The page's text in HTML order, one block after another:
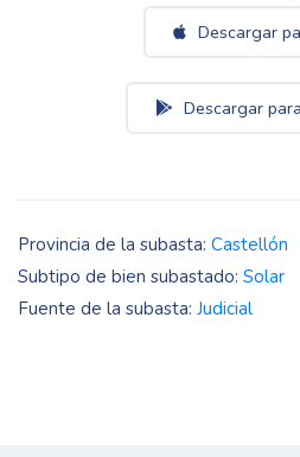
Descargar
Descargar
Provincia de la subasta: Castellón
Subtipo de bien subastado: Solar
Fuente de la subasta: Judicial